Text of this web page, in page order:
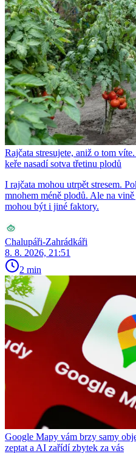
Rajčata stresujete, aniž o tom
keře nasadí sotva třetinu plodů
I rajčata mohou utrpět stresem.
mnohem méně plodů. Ale na
mohou být i jiné faktory.
Chalupáři-Zahrádkáři
8. 8. 2026, 21:51
2 min
Google Mapy vám brzy samy
zeptat a AI zařídí zbytek za vás